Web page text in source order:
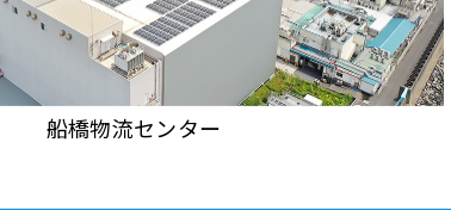
船橋物流センター